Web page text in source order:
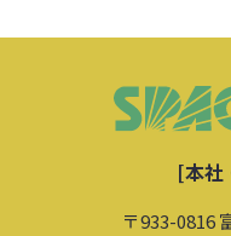
[本社
〒933-0816